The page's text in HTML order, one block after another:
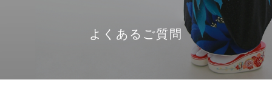
よくあるご質問